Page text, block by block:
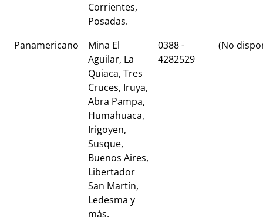
Corrientes,
Posadas.
Panamericano
Mina El
Aguilar, La
Quiaca, Tres
Cruces, Iruya,
Abra Pampa,
Humahuaca,
Irigoyen,
Susque,
Buenos Aires,
Libertador
San Martín,
Ledesma y
más.
0388 -
4282529
(No